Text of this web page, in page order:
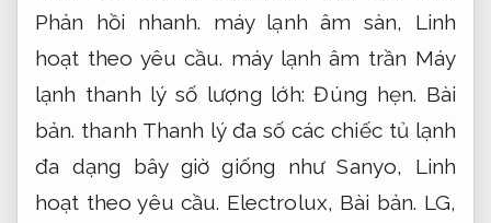
Phản hồi nhanh. máy lạnh âm sàn, Linh
hoạt theo yêu cầu. máy lạnh âm trần Máy
lạnh thanh lý số lượng lớh:Đúng hẹn. Bài
bản. thanh Thanh lý đa số các chiếc tủ lạnh
đa dạng bây giờ giống như Sanyo, Linh
hoạt theo yêu cầu. Electrolux, Bài bản. LG,